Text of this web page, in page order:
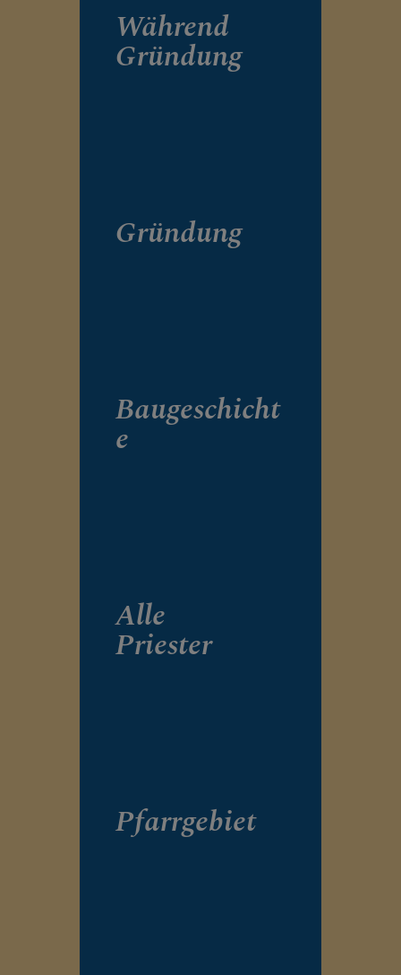
Während
Gründung
Gründung
Baugeschicht
e
Alle
Priester
Pfarrgebiet